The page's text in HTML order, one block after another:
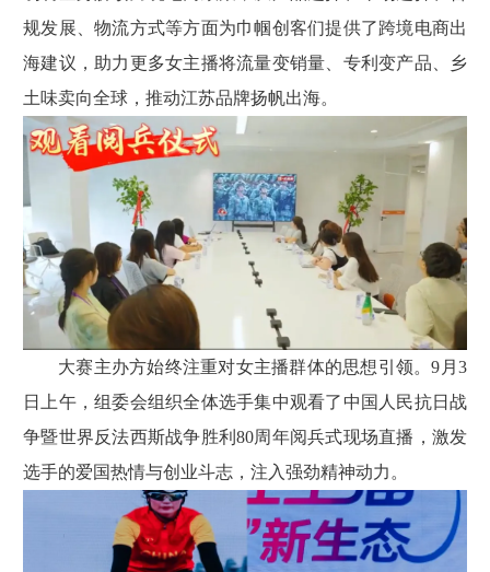
规发展、物流方式等方面为巾帼创客们提供了跨境电商出
海建议，助力更多女主播将流量变销量、专利变产品、乡
土味卖向全球，推动江苏品牌扬帆出海。
大赛主办方始终注重对女主播群体的思想引领。9月3
日上午，组委会组织全体选手集中观看了中国人民抗日战
争暨世界反法西斯战争胜利80周年阅兵式现场直播，激发
选手的爱国热情与创业斗志，注入强劲精神动力。